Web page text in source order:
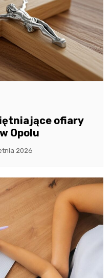
ofiary
Opolu
2026